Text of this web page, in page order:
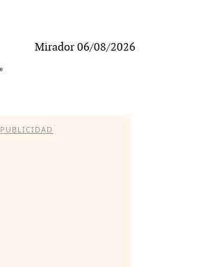
Mirador 06/08/2026
PUBLICIDAD